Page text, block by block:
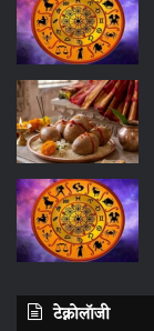
टेक्नोलॉजी